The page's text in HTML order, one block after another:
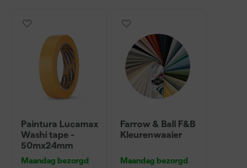
Paintura Lucamax
Washi tape -
50mx24mm
Maandag bezorgd
Farrow & Ball F&B
Kleurenwaaier
Maandag bezorgd